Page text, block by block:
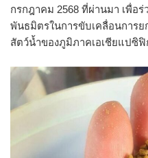
กรกฎาคม 2568 ที่ผ่านมา เพื่อ
พันธมิตรในการขับเคลื่อนการย
สัตว์น้ำของภูมิภาคเอเชียแปซิฟิ